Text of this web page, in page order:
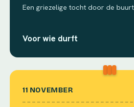
Een griezelige tocht door de
Voor wie durft
11 NOVEMBER